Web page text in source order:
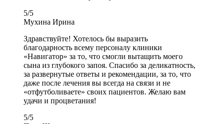
5/5
Мухина Ирина
Здравствуйте! Хотелось бы выразить
благодарность всему персоналу клиники
«Навигатор» за то, что смогли вытащить моего
сына из глубокого запоя. Спасибо за деликатность,
за развернутые ответы и рекомендации, за то, что
даже после лечения вы всегда на связи и не
«отфутболиваете» своих пациентов. Желаю вам
удачи и процветания!
5/5